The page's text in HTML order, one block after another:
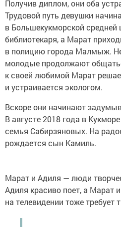
Получив диплом, они оба
Трудовой путь девушки
в Большекукморской средней
библиотекаря, а Марат
в полицию города Малмыж.
молодые продолжают
к своей любимой Марат
и устраивается экологом.
Вскоре они начинают
В августе 2018 года в
семья Сабирзяновых. На
рождается сын Камиль.
Марат и Адиля — люди
Адиля красиво поет, а Марат
на телевидении тоже требует